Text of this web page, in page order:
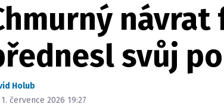
svůj
Holub
1. července 2026 19:27